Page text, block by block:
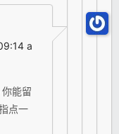
a
能留
点一